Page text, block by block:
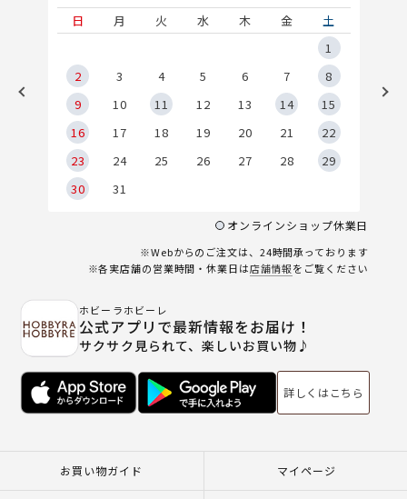
日
月 火 水 木 金
土
1
2
3 4 5 6 7
8
9
10 11 12 13 14
15
16
17 18 19 20 21
22
23
24 25 26 27 28
29
30
31
オンラインショップ休業日
※Webからのご注文は、24時間承っております
※各実店舗の営業時間・休業日は店舗情報をご覧ください
ホビーラホビーレ
公式アプリで最新情報をお届け！
サクサク見られて、楽しいお買い物♪
詳しくはこちら
お買い物ガイド マイページ